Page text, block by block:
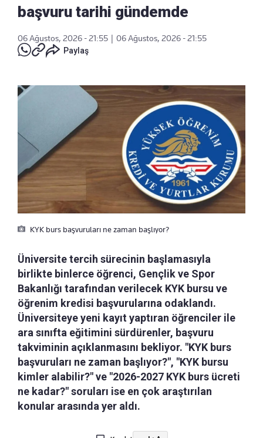
başvuru tarihi gündemde
06 Ağustos, 2026 - 21:55
06 Ağustos, 2026 - 21:55
Paylaş
KYK burs başvuruları ne zaman başlıyor?
Üniversite tercih sürecinin başlamasıyla
birlikte binlerce öğrenci, Gençlik ve Spor
Bakanlığı tarafından verilecek KYK bursu ve
öğrenim kredisi başvurularına odaklandı.
Üniversiteye yeni kayıt yaptıran öğrenciler ile
ara sınıfta eğitimini sürdürenler, başvuru
takviminin açıklanmasını bekliyor. "KYK burs
başvuruları ne zaman başlıyor?", "KYK bursu
kimler alabilir?" ve "2026-2027 KYK burs ücreti
ne kadar?" soruları ise en çok araştırılan
konular arasında yer aldı.